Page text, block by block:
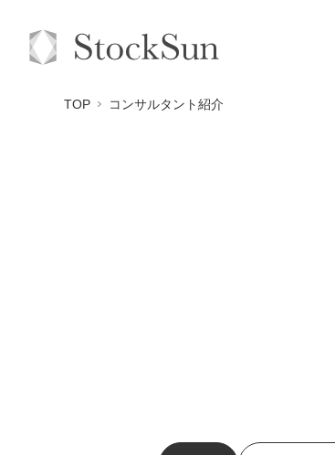
TOP コンサルタント紹介